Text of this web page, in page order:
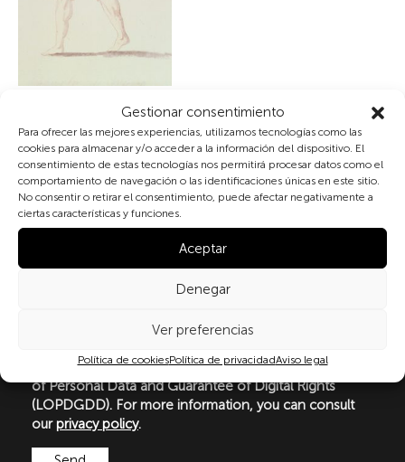
Gestionar consentimiento
Para ofrecer las mejores experiencias, utilizamos tecnologías como las
cookies para almacenar y/o acceder a la información del dispositivo. El
consentimiento de estas tecnologías nos permitirá procesar datos como el
comportamiento de navegación o las identificaciones únicas en este sitio.
No consentir o retirar el consentimiento, puede afectar negativamente a
ciertas características y funciones.
Aceptar
Denegar
Ver preferencias
Política de cookiesPolítica de privacidadAviso legal
Subscribe to our newsletter
By checking the box and submitting this form, you
expressly consent to the processing of your personal
data in accordance with the current regulations on
Regulation (EU) 2016/679 of the European Parliament
Organic Law 3/2018 of 5 December on the Protection
of Personal Data and Guarantee of Digital Rights
(LOPDGDD). For more information, you can consult
ourprivacy policy.